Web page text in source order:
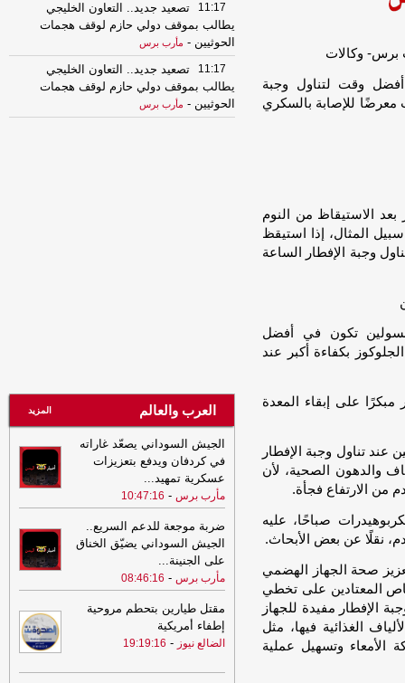
أفضل وقت لتناول وجبة
معرضًا للإصابة بالسكري
الاستيقاظ من النوم
المثال، إذا استيقظ
وجبة الإفطار الساعة
تكون في أفضل
بكفاءة أكبر عند
مبكرًا على إبقاء المعدة
عند تناول وجبة الإفطار
والدهون الصحية، لأن
من الارتفاع فجأة.
صباحًا، عليه
نقلًا عن بعض الأبحاث.
صحة الجهاز الهضمي
المعتادين على تخطي
الإفطار مفيدة للجهاز
الغذائية فيها، مثل
الأمعاء وتسهيل عملية
11:17
تصعيد جديد.. التعاون الخليجي
يطالب بموقف دولي حازم لوقف هجمات
الحوثيين - مأرب برس
11:17
تصعيد جديد.. التعاون الخليجي
يطالب بموقف دولي حازم لوقف هجمات
الحوثيين - مأرب برس
الطعام تؤثر على الجسم.. احذرها-مأرب
07:58
تستحق التجربة- وصفة لعلاج
جرثومة المعدة في المنزل
مأرب برس
05:51
ناطق القوات المسلحة: ماضون
في المعركة حتى إنهاء تهديد المليشيا
05:51
ناطق القوات المسلحة: ماضون
في المعركة حتى إنهاء تهديد المليشيا
واستعادة الدولة-الصهوة يمن
23:43
كيف نُبطئ شيخوخة عضلة القلب؟
المؤتمر.نت
23:28
عثمان مجلي يخرج عن صمته
العرب والعالم المزيد
الجيش السوداني يصعّد غاراته
في كردفان ويدفع بتعزيزات
عسكرية تمهيد...
مأرب برس -
10:47:16
ضربة موجعة للدعم السريع..
الجيش السوداني يضيّق الخناق
على الجنينة...
مأرب برس -
08:46:16
مقتل طيارين بتحطم مروحية
إطفاء أمريكية
الضالع نيوز -
19:19:16